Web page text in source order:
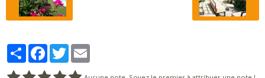
PartagerFacebook
Twitter